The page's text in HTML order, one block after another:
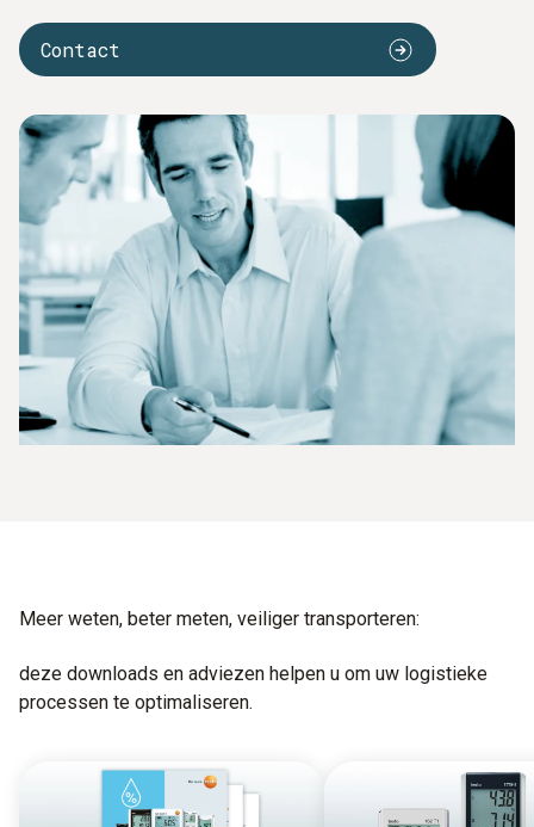
Contact
Meer weten, beter meten, veiliger transporteren:
deze downloads en adviezen helpen u om uw logistieke
processen te optimaliseren.